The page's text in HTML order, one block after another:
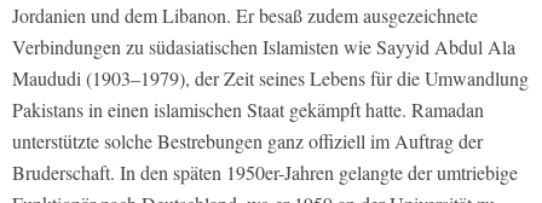
Jordanien und dem Libanon. Er besaß zudem ausgezeichnete
Verbindungen zu südasiatischen Islamisten wie Sayyid Abdul Ala
Maududi (1903–1979), der Zeit seines Lebens für die Umwandlung
Pakistans in einen islamischen Staat gekämpft hatte. Ramadan
unterstützte solche Bestrebungen ganz offiziell im Auftrag der
Bruderschaft. In den späten 1950er-Jahren gelangte der umtriebige